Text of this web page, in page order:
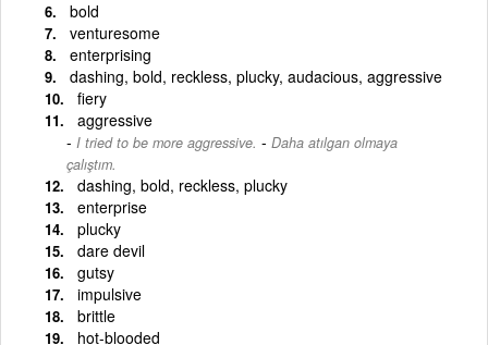
bold
venturesome
enterprising
dashing, bold, reckless, plucky, audacious, aggressive
fiery
aggressive
I tried to be more aggressive. - Daha atılgan olmaya
çalıştım.
dashing, bold, reckless, plucky
enterprise
plucky
dare devil
gutsy
impulsive
brittle
hot-blooded